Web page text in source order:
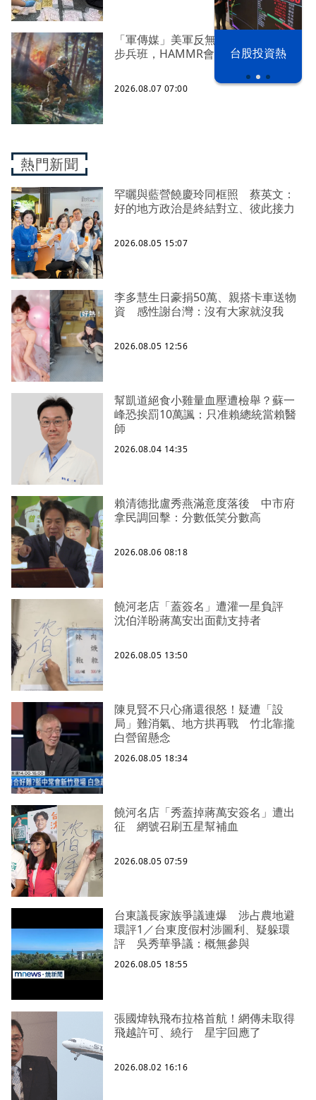
以色列 穹頂
之下
台股投資熱
「軍傳媒」美軍反無人機能力下放到
步兵班，HAMMR會是解決方案之一？
2026.08.07 07:00
熱門新聞
罕曬與藍營饒慶玲同框照 蔡英文：
好的地方政治是終結對立、彼此接力
2026.08.05 15:07
李多慧生日豪捐50萬、親搭卡車送物
資 感性謝台灣：沒有大家就沒我
2026.08.05 12:56
幫凱道絕食小雞量血壓遭檢舉？蘇一
峰恐挨罰10萬諷：只准賴總統當賴醫
師
2026.08.04 14:35
賴清德批盧秀燕滿意度落後 中市府
拿民調回擊：分數低笑分數高
2026.08.06 08:18
饒河老店「蓋簽名」遭灌一星負評
沈伯洋盼蔣萬安出面勸支持者
2026.08.05 13:50
陳見賢不只心痛還很怒！疑遭「設
局」難消氣、地方拱再戰 竹北靠攏
白營留懸念
2026.08.05 18:34
饒河名店「秀蓋掉蔣萬安簽名」遭出
征 網號召刷五星幫補血
2026.08.05 07:59
台東議長家族爭議連爆 涉占農地避
環評1／台東度假村涉圖利、疑躲環
評 吳秀華爭議：概無參與
2026.08.05 18:55
張國煒執飛布拉格首航！網傳未取得
飛越許可、繞行 星宇回應了
2026.08.02 16:16